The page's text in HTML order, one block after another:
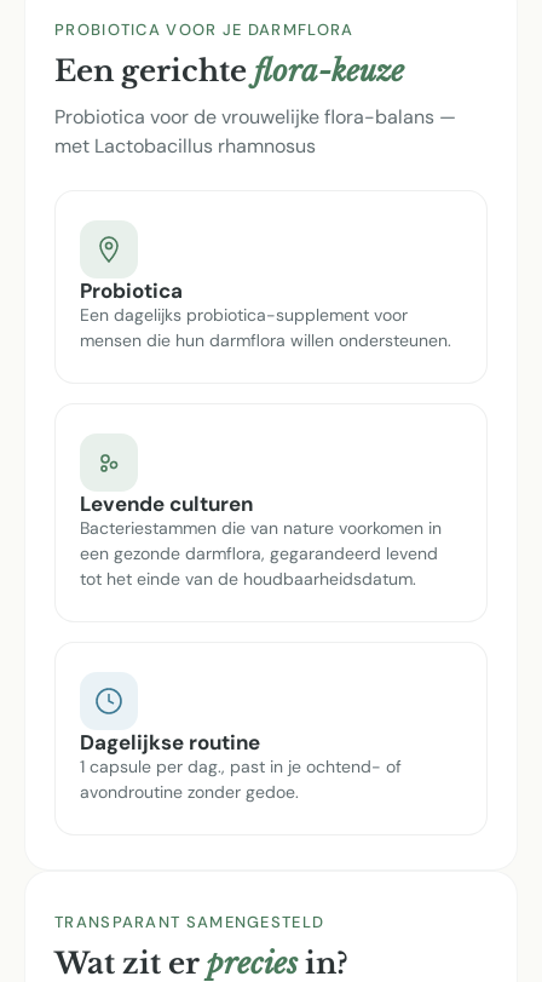
PROBIOTICA VOOR JE DARMFLORA
Een gerichte flora-keuze
Probiotica voor de vrouwelijke flora-balans —
met Lactobacillus rhamnosus
Probiotica
Een dagelijks probiotica-supplement voor
mensen die hun darmflora willen ondersteunen.
Levende culturen
Bacteriestammen die van nature voorkomen in
een gezonde darmflora, gegarandeerd levend
tot het einde van de houdbaarheidsdatum.
Dagelijkse routine
1 capsule per dag., past in je ochtend- of
avondroutine zonder gedoe.
TRANSPARANT SAMENGESTELD
Wat zit er preciesin?